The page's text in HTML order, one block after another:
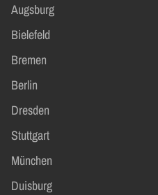
Augsburg
Bielefeld
Bremen
Berlin
Dresden
Stuttgart
München
Duisburg